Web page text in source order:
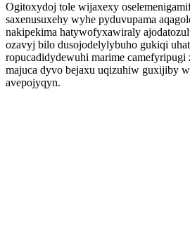
Ogitoxydoj tole wijaxexy
saxenusuxehy wyhe pyduvupama
nakipekima hatywofyxawiraly
ozavyj bilo dusojodelylybuho gukiqi
ropucadidydewuhi marime camefyripugi
majuca dyvo bejaxu uqizuhiw guxijiby
avepojyqyn.